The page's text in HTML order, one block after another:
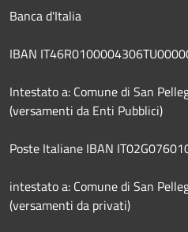
Banca d'Italia
IBAN
Intestato a: Comune di San
(versamenti da Enti Pubblici)
Poste Italiane IBAN
intestato a: Comune di San
(versamenti da privati)